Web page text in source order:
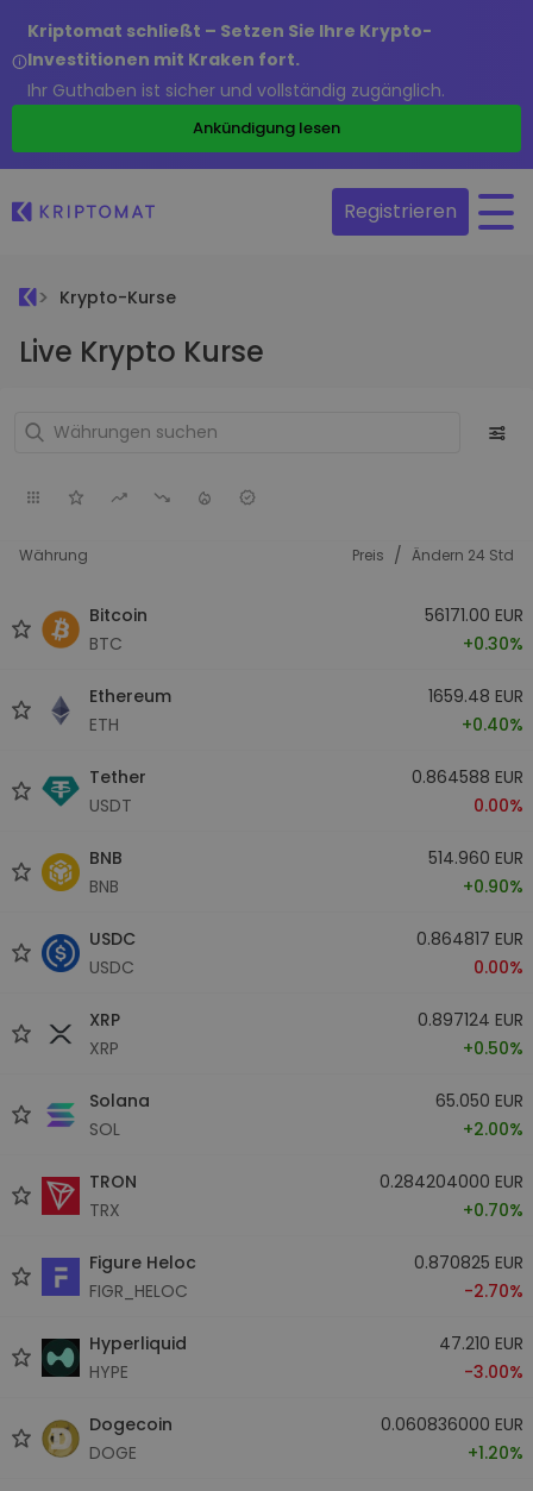
Kriptomat schließt – Setzen Sie Ihre Krypto-
Investitionen mit Kraken fort.
Ihr Guthaben ist sicher und vollständig zugänglich.
Ankündigung lesen
Registrieren
Krypto-Kurse
Live Krypto Kurse
Währung Preis / Ändern 24 Std
Bitcoin
BTC
56171.00 EUR
+0.30%
Ethereum
ETH
1659.48 EUR
+0.40%
Tether
USDT
0.864588 EUR
0.00%
BNB
BNB
514.960 EUR
+0.90%
USDC
USDC
0.864817 EUR
0.00%
XRP
XRP
0.897124 EUR
+0.50%
Solana
SOL
65.050 EUR
+2.00%
TRON
TRX
0.284204000 EUR
+0.70%
Figure Heloc
FIGR_HELOC
0.870825 EUR
-2.70%
Hyperliquid
HYPE
47.210 EUR
-3.00%
Dogecoin
DOGE
0.060836000 EUR
+1.20%